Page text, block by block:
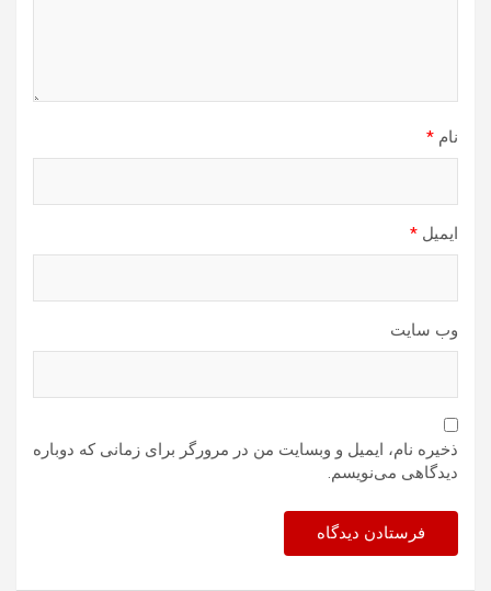
نام *
ایمیل *
وب‌ سایت
ذخیره نام، ایمیل و وبسایت من در مرورگر برای زمانی که دوباره
دیدگاهی می‌نویسم.